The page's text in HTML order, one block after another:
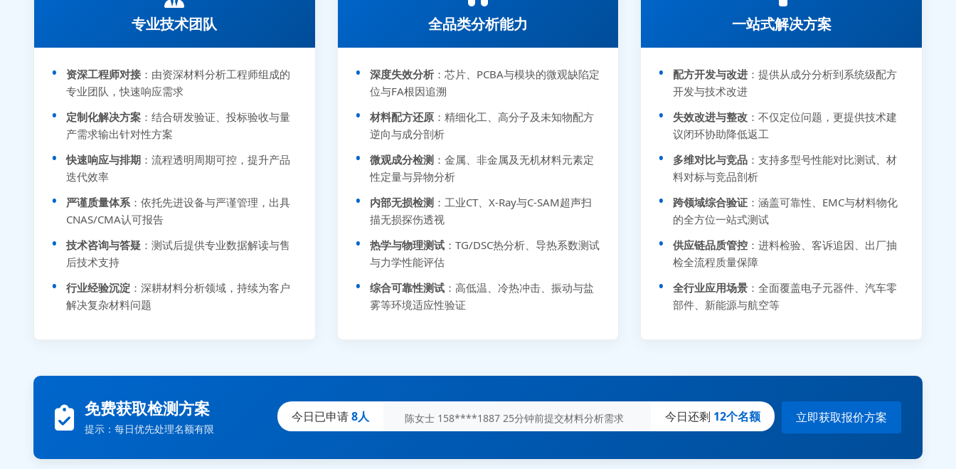
专业技术团队
资深工程师对接 ：由资深材料分析工程师组成的
专业团队，快速响应需求
定制化解决方案 ：结合研发验证、投标验收与量
产需求输出针对性方案
快速响应与排期 ：流程透明周期可控，提升产品
迭代效率
严谨质量体系：依托先进设备与严谨管理，出具
CNAS/CMA认可报告
技术咨询与答疑 ：测试后提供专业数据解读与售
后技术支持
行业经验沉淀 ：深耕材料分析领域，持续为客户
解决复杂材料问题
全品类分析能力
深度失效分析：芯片、PCBA与模块的微观缺陷定
位与FA根因追溯
材料配方还原：精细化工、高分子及未知物配方
逆向与成分剖析
微观成分检测 ：金属、非金属及无机材料元素定
性定量与异物分析
内部无损检测 ：工业CT、X-Ray与C-SAM超声扫
描无损探伤透视
热学与物理测试：TG/DSC热分析、导热系数测试
与力学性能评估
综合可靠性测试：高低温、冷热冲击、振动与盐
雾等环境适应性验证
一站式解决方案
配方开发与改进 ：提供从成分分析到系统级配方
开发与技术改进
失效改进与整改 ：不仅定位问题，更提供技术建
议闭环协助降低返工
多维对比与竞品 ：支持多型号性能对比测试、材
料对标与竞品剖析
跨领域综合验证 ：涵盖可靠性、EMC与材料物化
的全方位一站式测试
供应链品质管控 ：进料检验、客诉追因、出厂抽
检全流程质量保障
全行业应用场景 ：全面覆盖电子元器件、汽车零
部件、新能源与航空等
免费获取检测方案
提示：每日优先处理名额有限
今日已申请8人
张先生 138****5889 刚刚提交EMC报价需求
李女士 159****5393 3分钟前提交可靠性测试需求
陈女士 158****1887 25分钟前提交材料分析需求
杨经理 187****6696 30分钟前提交无人机测试需求
今日还剩 12个名额 立即获取报价方案